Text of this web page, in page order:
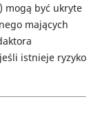
mogą być ukryte
mających
istnieje ryzyko